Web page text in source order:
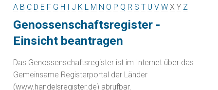
A B C D E F G H I J K L M N O P Q R S T U V W X Y Z
Genossenschaftsregister -
Einsicht beantragen
Das Genossenschaftsregister ist im Internet über das
Gemeinsame Registerportal der Länder
(www.handelsregister.de) abrufbar.